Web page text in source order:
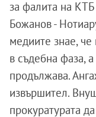
за фалита на
Божанов -
медиите знае, че
в съдебна фаза,
продължава.
извършител.
прокуратурата